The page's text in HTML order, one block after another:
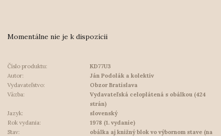
Momentálne nie je k dispozícii
Číslo produktu:
KD77U3
Autor:
Ján Podolák a kolektív
Vydavateľstvo:
Obzor Bratislava
Väzba:
Vydavateľská celoplátená s obálkou (424
strán)
Jazyk:
slovenský
Rok vydania:
1978 (1. vydanie)
Stav:
obálka aj knižný blok vo výbornom stave (na